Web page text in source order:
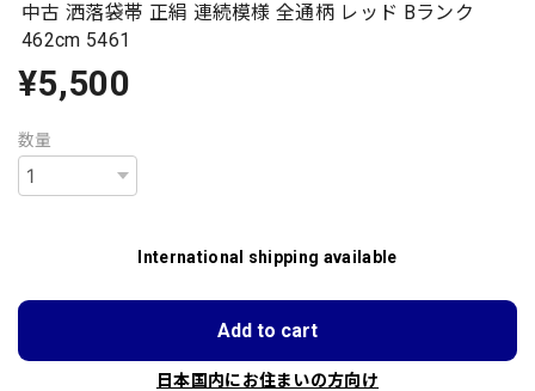
中古 洒落袋帯 正絹 連続模様 全通柄 レッド Bランク
462cm 5461
¥5,500
数量
International shipping available
Add to cart
日本国内にお住まいの方向け